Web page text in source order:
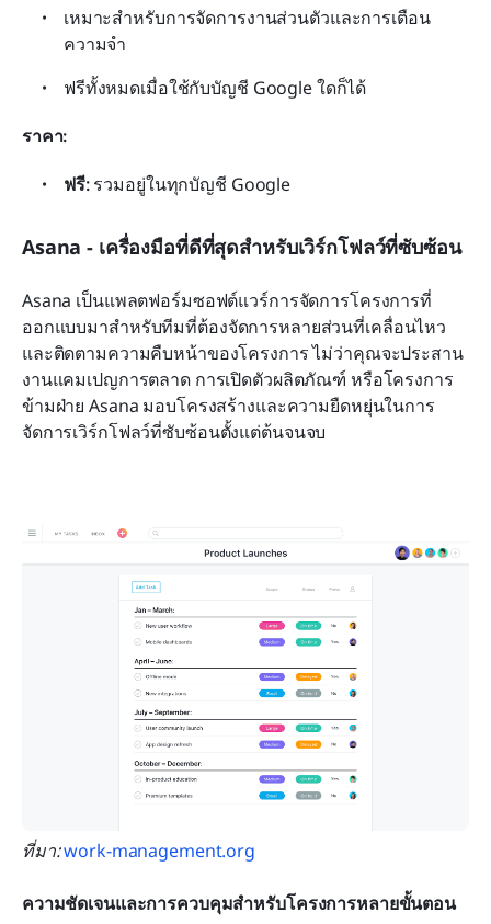
เหมาะสำหรับการจัดการงานส่วนตัวและการเตือน
ความจำ
ฟรีทั้งหมดเมื่อใช้กับบัญชี Google ใดก็ได้
ราคา:
ฟรี: รวมอยู่ในทุกบัญชี Google
Asana - เครื่องมือที่ดีที่สุดสำหรับเวิร์กโฟลว์ที่ซับซ้อน
Asana เป็นแพลตฟอร์มซอฟต์แวร์การจัดการโครงการที่
ออกแบบมาสำหรับทีมที่ต้องจัดการหลายส่วนที่เคลื่อนไหว
และติดตามความคืบหน้าของโครงการ ไม่ว่าคุณจะประสาน
งานแคมเปญการตลาด การเปิดตัวผลิตภัณฑ์ หรือโครงการ
ข้ามฝ่าย Asana มอบโครงสร้างและความยืดหยุ่นในการ
จัดการเวิร์กโฟลว์ที่ซับซ้อนตั้งแต่ต้นจนจบ
ที่มา: work-management.org
ความชัดเจนและการควบคุมสำหรับโครงการหลายขั้นตอน